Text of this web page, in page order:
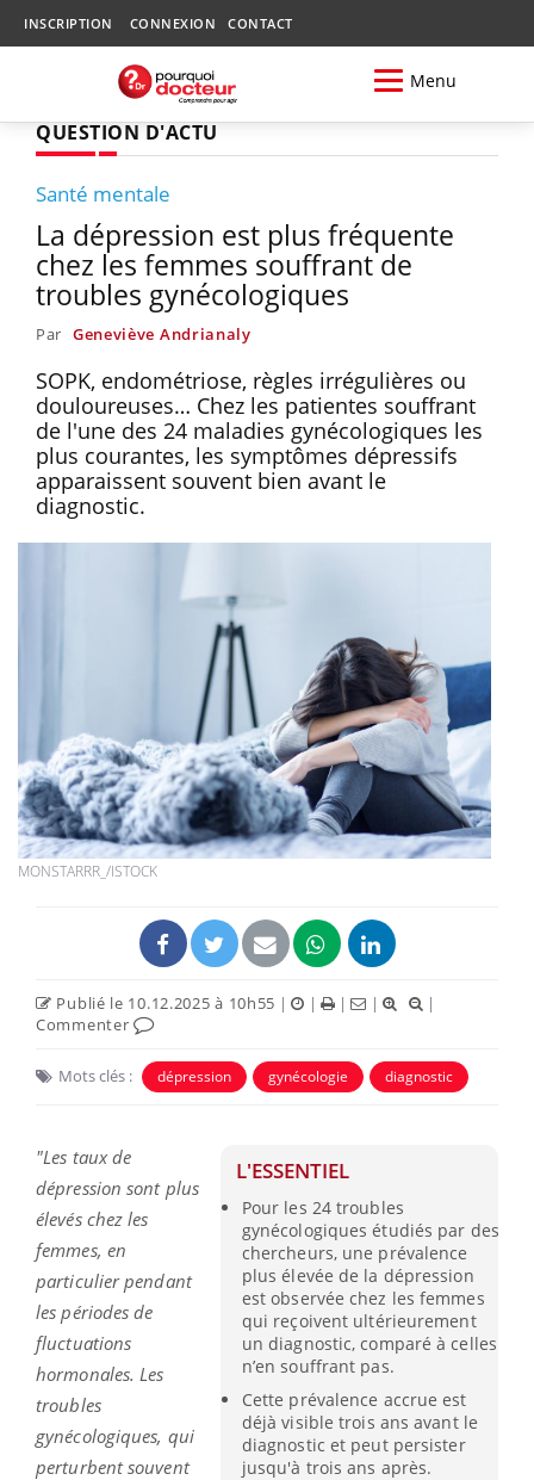
INSCRIPTION CONNEXION CONTACT
Menu
QUESTION D'ACTU
Santé mentale
La dépression est plus fréquente
chez les femmes souffrant de
troubles gynécologiques
Par Geneviève Andrianaly
SOPK, endométriose, règles irrégulières ou
douloureuses… Chez les patientes souffrant
de l'une des 24 maladies gynécologiques les
plus courantes, les symptômes dépressifs
apparaissent souvent bien avant le
diagnostic.
MONSTARRR_/ISTOCK
Publié le 10.12.2025 à 10h55 | | | |
|
Commenter
Mots clés : dépression gynécologie diagnostic
L'ESSENTIEL
Pour les 24 troubles
gynécologiques étudiés par des
chercheurs, une prévalence
plus élevée de la dépression
est observée chez les femmes
qui reçoivent ultérieurement
un diagnostic, comparé à celles
n’en souffrant pas.
Cette prévalence accrue est
déjà visible trois ans avant le
diagnostic et peut persister
jusqu'à trois ans après.
"Les taux de
dépression sont plus
élevés chez les
femmes, en
particulier pendant
les périodes de
fluctuations
hormonales. Les
troubles
gynécologiques, qui
perturbent souvent